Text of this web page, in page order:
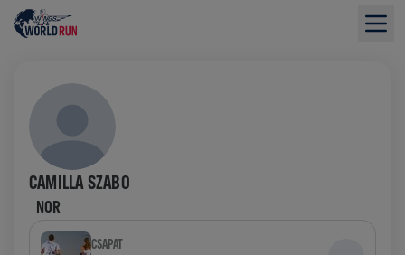
CAMILLA SZABO
NOR
CSAPAT